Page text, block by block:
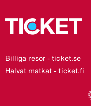
Billiga resor - ticket.se
Halvat matkat - ticket.fi